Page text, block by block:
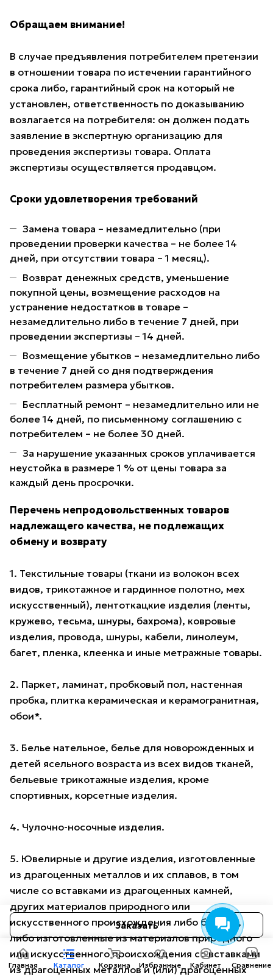
Заказать
Обращаем внимание!
В случае предъявления потребителем претензии
в отношении товара по истечении гарантийного
срока либо, гарантийный срок на который не
установлен, ответственность по доказыванию
возлагается на потребителя: он должен подать
заявление в экспертную организацию для
проведения экспертизы товара. Оплата
экспертизы осуществляется продавцом.
Сроки удовлетворения требований
Замена товара – незамедлительно (при
проведении проверки качества – не более 14
дней, при отсутствии товара – 1 месяц).
Возврат денежных средств, уменьшение
покупной цены, возмещение расходов на
устранение недостатков в товаре –
незамедлительно либо в течение 7 дней, при
проведении экспертизы – 14 дней.
Возмещение убытков – незамедлительно либо
в течение 7 дней со дня подтверждения
потребителем размера убытков.
Бесплатный ремонт – незамедлительно или не
более 14 дней, по письменному соглашению с
потребителем – не более 30 дней.
За нарушение указанных сроков уплачивается
неустойка в размере 1 % от цены товара за
каждый день просрочки.
Перечень непродовольственных товаров
надлежащего качества, не подлежащих
обмену и возврату
1. Текстильные товары (ткани из волокон всех
видов, трикотажное и гардинное полотно, мех
искусственный), лентоткацкие изделия (ленты,
кружево, тесьма, шнуры, бахрома), ковровые
изделия, провода, шнуры, кабели, линолеум,
багет, пленка, клеенка и иные метражные товары.
2. Паркет, ламинат, пробковый пол, настенная
пробка, плитка керамическая и керамогранитная,
обои*.
3. Белье нательное, белье для новорожденных и
детей ясельного возраста из всех видов тканей,
бельевые трикотажные изделия, кроме
спортивных, корсетные изделия.
4. Чулочно-носочные изделия.
5. Ювелирные и другие изделия, изготовленные
из драгоценных металлов и их сплавов, в том
числе со вставками из драгоценных камней,
других материалов природного или
искусственного происхождения либо без них,
либо изготовленные из материалов природного
или искусственного происхождения со вставками
из драгоценных металлов и (или) драгоценных
Главная Каталог Корзина Избранные Кабинет Сравнение